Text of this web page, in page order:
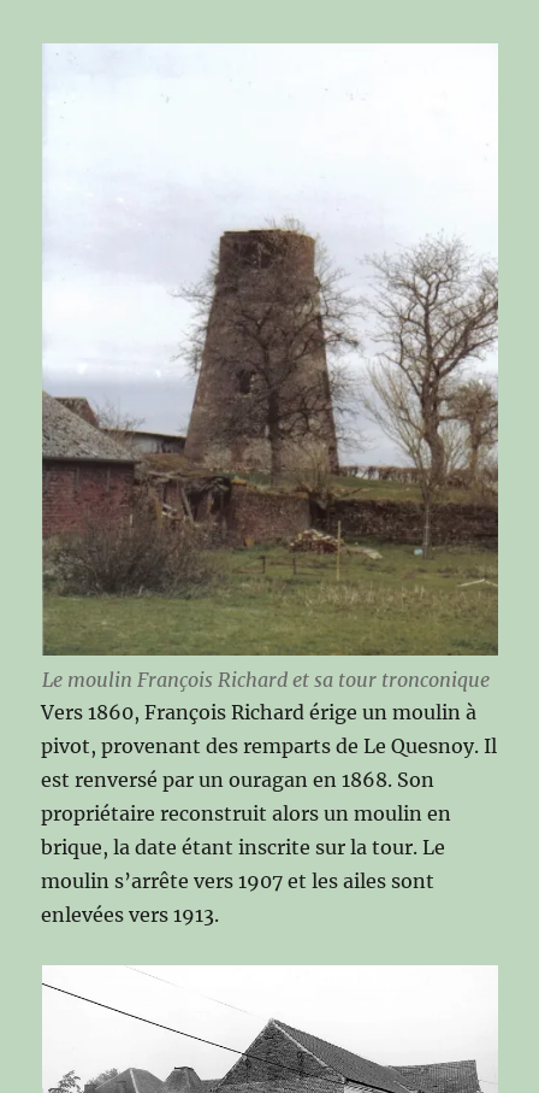
Le moulin François Richard et sa tour tronconique
Vers 1860, François Richard érige un moulin à
pivot, provenant des remparts de Le Quesnoy. Il
est renversé par un ouragan en 1868. Son
propriétaire reconstruit alors un moulin en
brique, la date étant inscrite sur la tour. Le
moulin s’arrête vers 1907 et les ailes sont
enlevées vers 1913.